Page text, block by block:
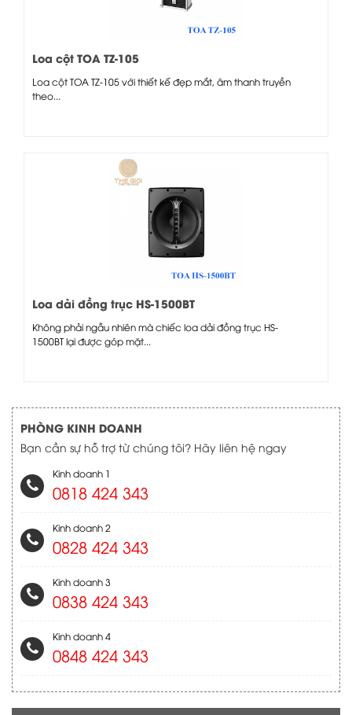
Loa cột TOA TZ-105
Loa cột TOA TZ-105 với thiết kế đẹp mắt, âm thanh truyền
theo...
Loa dải đồng trục HS-1500BT
Không phải ngẫu nhiên mà chiếc loa dải đồng trục HS-
1500BT lại được góp mặt...
PHÒNG KINH DOANH
Bạn cần sự hỗ trợ từ chúng tôi? Hãy liên hệ ngay
Kinh doanh 1
0818 424 343
Kinh doanh 2
0828 424 343
Kinh doanh 3
0838 424 343
Kinh doanh 4
0848 424 343